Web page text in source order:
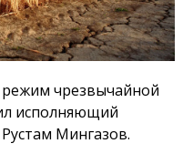
чрезвычайной
исполняющий
Мингазов.